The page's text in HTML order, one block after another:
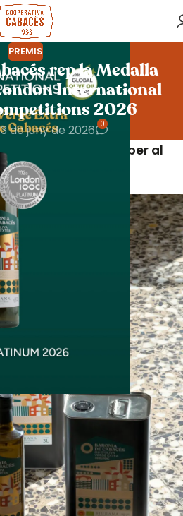
PREMIS
rep la Medalla
International
2026
de juny de 2026 0
internacional per al
extra